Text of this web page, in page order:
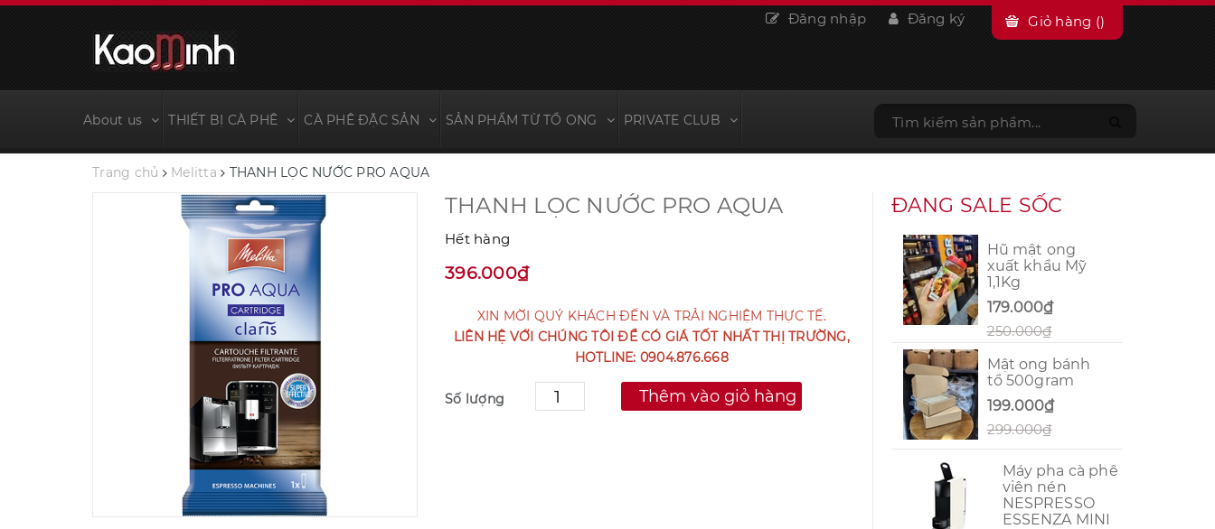
Giỏ hàng ()
Đăng nhập Đăng ký
About us THIẾT BỊ CÀ PHÊ CÀ PHÊ ĐẶC SẢN SẢN PHẨM TỪ TỔ ONG PRIVATE CLUB
Trang chủ Melitta THANH LỌC NƯỚC PRO AQUA
THANH LỌC NƯỚC PRO AQUA
Hết hàng
396.000₫
XIN MỜI QUÝ KHÁCH ĐẾN VÀ TRẢI NGHIỆM THỰC TẾ.
LIÊN HỆ VỚI CHÚNG TÔI ĐỂ CÓ GIÁ TỐT NHẤT THỊ TRƯỜNG,
HOTLINE: 0904.876.668
Số lượng Thêm vào giỏ hàng
ĐANG SALE SỐC
Hũ mật ong
xuất khẩu Mỹ
1,1Kg
179.000₫
250.000₫
Mật ong bánh
tổ 500gram
199.000₫
299.000₫
Máy pha cà phê
viên nén
NESPRESSO
ESSENZA MINI